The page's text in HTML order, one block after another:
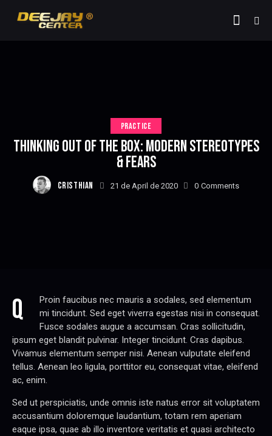
PRACTICE
THINKING OUT OF THE BOX: MODERN STEREOTYPES
& FEARS
CRISTHIAN 21 de April de 2020 0 Comments
Q
Proin faucibus nec mauris a sodales, sed elementum
mi tincidunt. Sed eget viverra egestas nisi in consequat.
Fusce sodales augue a accumsan. Cras sollicitudin,
ipsum eget blandit pulvinar. Integer tincidunt. Cras dapibus.
Vivamus elementum semper nisi. Aenean vulputate eleifend
tellus. Aenean leo ligula, porttitor eu, consequat vitae, eleifend
ac, enim.
Sed ut perspiciatis, unde omnis iste natus error sit voluptatem
accusantium doloremque laudantium, totam rem aperiam
eaque ipsa, quae ab illo inventore veritatis et quasi architecto